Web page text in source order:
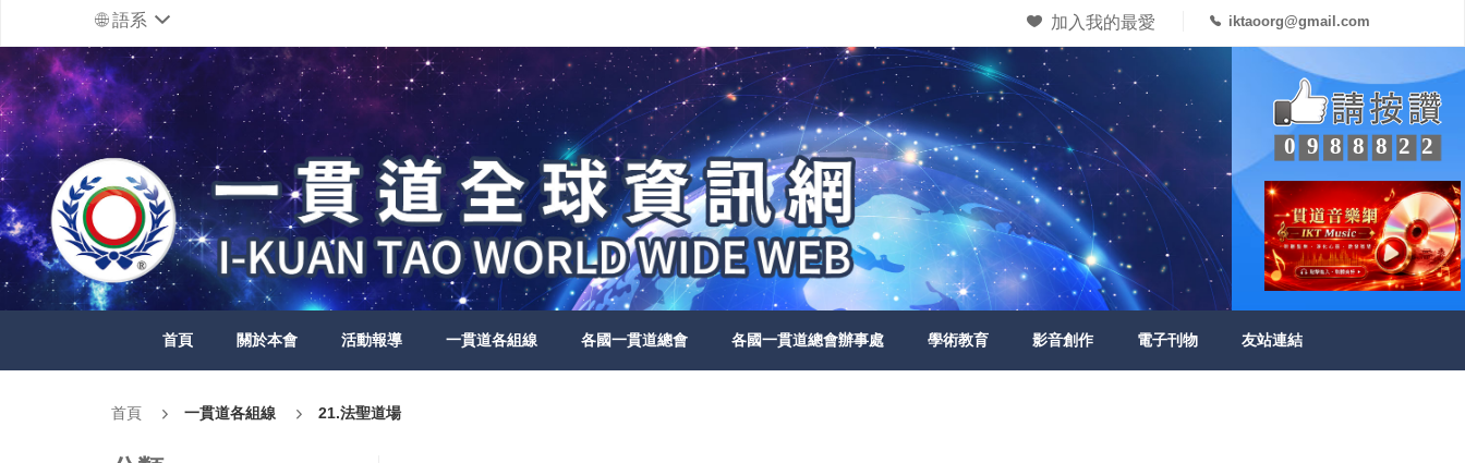
語系 加入我的最愛 iktaoorg@gmail.com
0988822
首頁 關於本會 活動報導 一貫道各組線 各國一貫道總會 各國一貫道總會辦事處 學術教育 影音創作 電子刊物 友站連結
首頁 一貫道各組線 21.法聖道場